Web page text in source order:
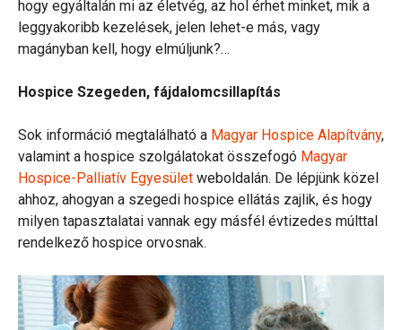
hogy egyáltalán mi az életvég, az hol érhet minket, mik a
leggyakoribb kezelések, jelen lehet-e más, vagy
magányban kell, hogy elmúljunk?…
Hospice Szegeden, fájdalomcsillapítás
Sok információ megtalálható a Magyar Hospice Alapítvány,
valamint a hospice szolgálatokat összefogó Magyar
Hospice-Palliatív Egyesület weboldalán. De lépjünk közel
ahhoz, ahogyan a szegedi hospice ellátás zajlik, és hogy
milyen tapasztalatai vannak egy másfél évtizedes múlttal
rendelkező hospice orvosnak.